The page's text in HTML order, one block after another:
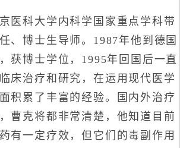
科大学内科学国家重点学科带
、博士生导师。1987年他到德国
获博士学位，1995年回国后一直
床治疗和研究，在运用现代医学
积累了丰富的经验。国内外治疗
曹克将都非常清楚，他知道目前
有一定疗效，但它们的毒副作用